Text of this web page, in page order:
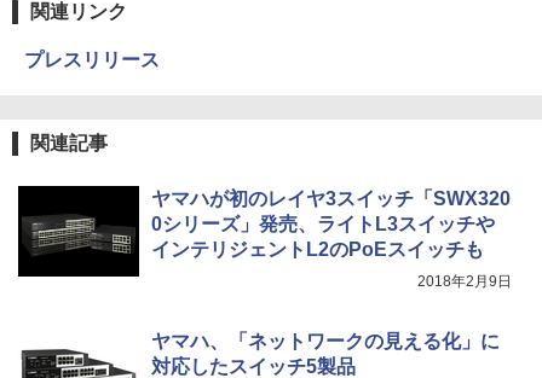
関連リンク
プレスリリース
関連記事
ヤマハが初のレイヤ3スイッチ「SWX320
0シリーズ」発売、ライトL3スイッチや
インテリジェントL2のPoEスイッチも
2018年2月9日
ヤマハ、「ネットワークの見える化」に
対応したスイッチ5製品